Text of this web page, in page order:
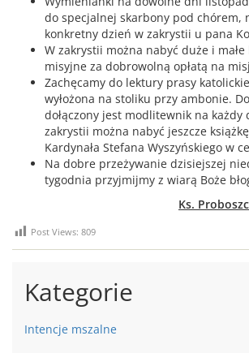
do specjalnej skarbony pod chórem,
konkretny dzień w zakrystii u pana
W zakrystii można nabyć duże i
misyjne za dobrowolną opłatą na
Zachęcamy do lektury prasy
wyłożona na stoliku przy ambonie.
dołączony jest modlitewnik na każdy
zakrystii można nabyć jeszcze
Kardynała Stefana Wyszyńskiego w
Na dobre przeżywanie dzisiejszej
tygodnia przyjmijmy z wiarą Boże
Ks.
Post Views: 809
Kategorie
Intencje mszalne